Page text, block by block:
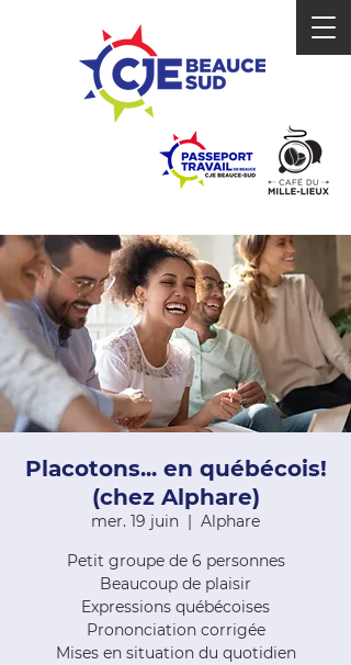
Placotons... en québécois!
(chez Alphare)
mer. 19 juin
  |
Alphare
Petit groupe de 6 personnes
Beaucoup de plaisir
Expressions québécoises
Prononciation corrigée
Mises en situation du quotidien